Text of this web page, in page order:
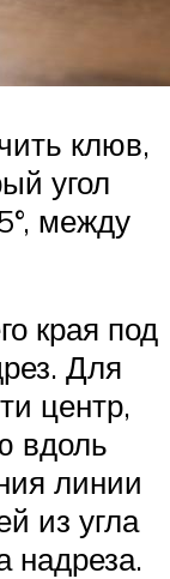
клюв,
угол
между
края под
Для
центр,
вдоль
линии
из угла
надреза.